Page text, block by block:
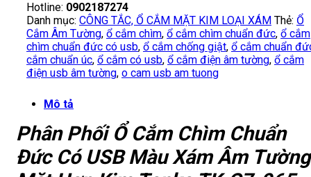
Hotline: 0902187274
Danh mục: CÔNG TẮC, Ổ CẮM MẶT KIM LOẠI XÁM Thẻ: Ổ
Cắm Âm Tường, ổ cắm chìm, ổ cắm chìm chuẩn đức, ổ cắm
chìm chuẩn đức có usb, ổ cắm chống giật, ổ cắm chuẩn
cắm chuẩn úc, ổ cắm có usb, ổ cắm điện âm tường, ổ cắm
điện usb âm tường, o cam usb am tuong
Mô tả
Phân Phối Ổ Cắm Chìm Chuẩn
Đức Có USB Màu Xám Âm Tường